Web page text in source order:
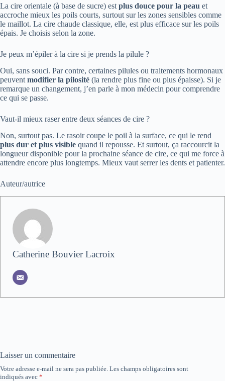
La cire orientale (à base de sucre) estplus douce pour la peau et
accroche mieux les poils courts, surtout sur les zones sensibles comme
le maillot. La cire chaude classique, elle, est plus efficace sur les poils
épais. Je choisis selon la zone.
Je peux m’épiler à la cire si je prends la pilule ?
Oui, sans souci. Par contre, certaines pilules ou traitements hormonaux
peuvent modifier la pilosité (la rendre plus fine ou plus épaisse). Si je
remarque un changement, j’en parle à mon médecin pour comprendre
ce qui se passe.
Vaut-il mieux raser entre deux séances de cire ?
Non, surtout pas. Le rasoir coupe le poil à la surface, ce qui le rend
plus dur et plus visible quand il repousse. Et surtout, ça raccourcit la
longueur disponible pour la prochaine séance de cire, ce qui me force à
attendre encore plus longtemps. Mieux vaut serrer les dents et patienter.
Auteur/autrice
Catherine Bouvier Lacroix
Laisser un commentaire
Votre adresse e-mail ne sera pas publiée. Les champs obligatoires sont
indiqués avec *